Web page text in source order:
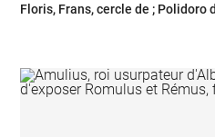
Floris, Frans,